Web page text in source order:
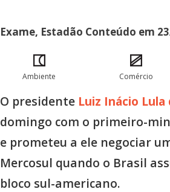
Exame, Estadão Conteúdo em
Ambiente Comércio
O presidente Luiz Inácio Lula
domingo com o primeiro-
e prometeu a ele negociar
Mercosul quando o Brasil
bloco sul-americano.